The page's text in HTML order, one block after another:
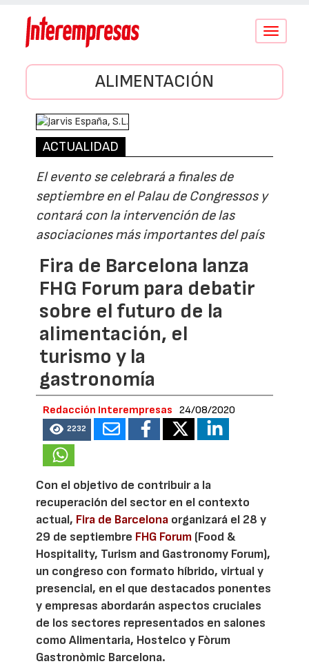
Conmutar
ALIMENTACIÓN
ACTUALIDAD
El evento se celebrará a finales de
septiembre en el Palau de Congressos y
contará con la intervención de las
asociaciones más importantes del país
Fira de Barcelona lanza
FHG Forum para debatir
sobre el futuro de la
alimentación, el
turismo y la
gastronomía
Redacción Interempresas 24/08/2020
2232
Con el objetivo de contribuir a la
recuperación del sector en el contexto
actual, Fira de Barcelona organizará el 28 y
29 de septiembre FHG Forum (Food &
Hospitality, Turism and Gastronomy Forum),
un congreso con formato híbrido, virtual y
presencial, en el que destacados ponentes
y empresas abordarán aspectos cruciales
de los sectores representados en salones
como Alimentaria, Hostelco y Fòrum
Gastronòmic Barcelona.